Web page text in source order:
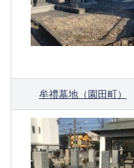
牟禮墓地（園田町）